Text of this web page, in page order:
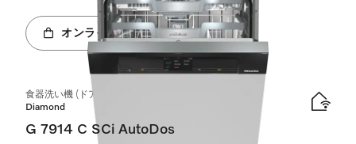
オンラインショップへ
食器洗い機 (ドア材取付専用タイプ)
Diamond
G 7914 C SCi AutoDos